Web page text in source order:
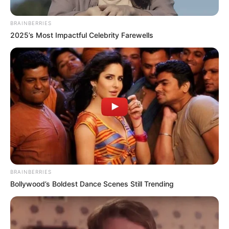
Suministro de Twitter: @Deyaniravilam
MinTrabajo aumentará el costro de peajes y revisión
técnico mécanica
Por:
Vanessa Ávila Velandia
Julio 26, 2023
BRAINBERRIES
2025’s Most Impactful Celebrity Farewells
BRAINBERRIES
Bollywood’s Boldest Dance Scenes Still Trending